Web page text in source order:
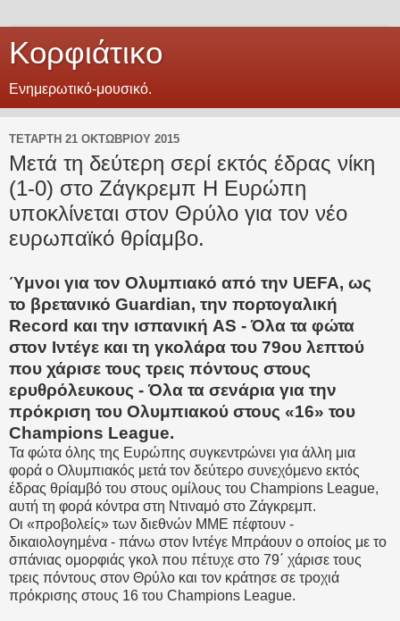
Κορφιάτικο
Eνημερωτικό-μουσικό.
ΤΕΤΆΡΤΗ 21 ΟΚΤΩΒΡΊΟΥ 2015
Μετά τη δεύτερη σερί εκτός έδρας νίκη
(1-0) στο Ζάγκρεμπ H Ευρώπη
υποκλίνεται στον Θρύλο για τον νέο
ευρωπαϊκό θρίαμβο.
Ύμνοι για τον Ολυμπιακό από την UEFA, ως
το βρετανικό Guardian, την πορτογαλική
Record και την ισπανική AS - Όλα τα φώτα
στον Ιντέγε και τη γκολάρα του 79ου λεπτού
που χάρισε τους τρεις πόντους στους
ερυθρόλευκους - Όλα τα σενάρια για την
πρόκριση του Ολυμπιακού στους «16» του
Champions League.
Τα φώτα όλης της Ευρώπης συγκεντρώνει για άλλη μια
φορά ο Ολυμπιακός μετά τον δεύτερο συνεχόμενο εκτός
έδρας θρίαμβό του στους ομίλους του Champions League,
αυτή τη φορά κόντρα στη Ντιναμό στο Ζάγκρεμπ.
Οι «προβολείς» των διεθνών ΜΜΕ πέφτουν -
δικαιολογημένα - πάνω στον Ιντέγε Μπράουν ο οποίος με το
σπάνιας ομορφιάς γκολ που πέτυχε στο 79΄ χάρισε τους
τρεις πόντους στον Θρύλο και τον κράτησε σε τροχιά
πρόκρισης στους 16 του Champions League.